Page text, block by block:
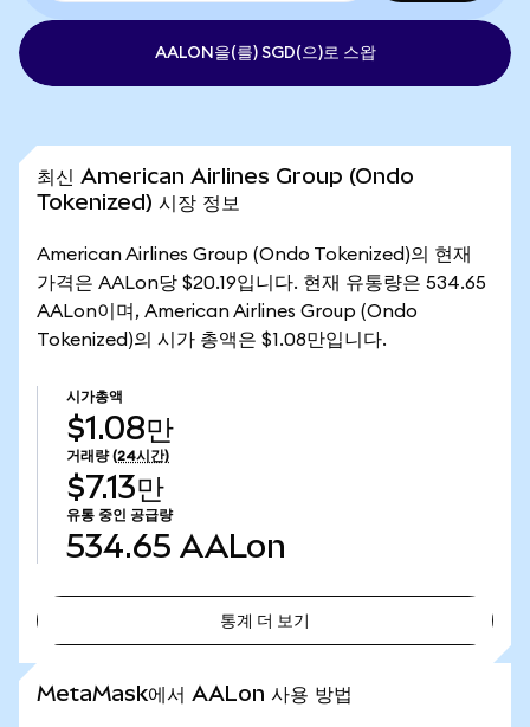
AALON을(를) SGD(으)로 스왑
최신 American Airlines Group (Ondo
Tokenized) 시장 정보
American Airlines Group (Ondo Tokenized)의 현재
가격은 AALon당 $20.19입니다. 현재 유통량은 534.65
AALon이며, American Airlines Group (Ondo
Tokenized)의 시가 총액은 $1.08만입니다.
시가총액
$1.08만
거래량 (24시간)
$7.13만
유통 중인 공급량
534.65 AALon
통계 더 보기
MetaMask에서 AALon 사용 방법